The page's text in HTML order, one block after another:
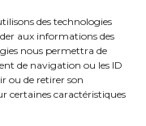
des technologies
aux informations des
nous permettra de
de navigation ou les ID
ou de retirer son
certaines caractéristiques